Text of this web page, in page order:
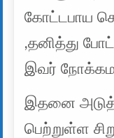
கோட்டபாய
,தனித்து
இவர்
இதனை
பெற்றுள்ள